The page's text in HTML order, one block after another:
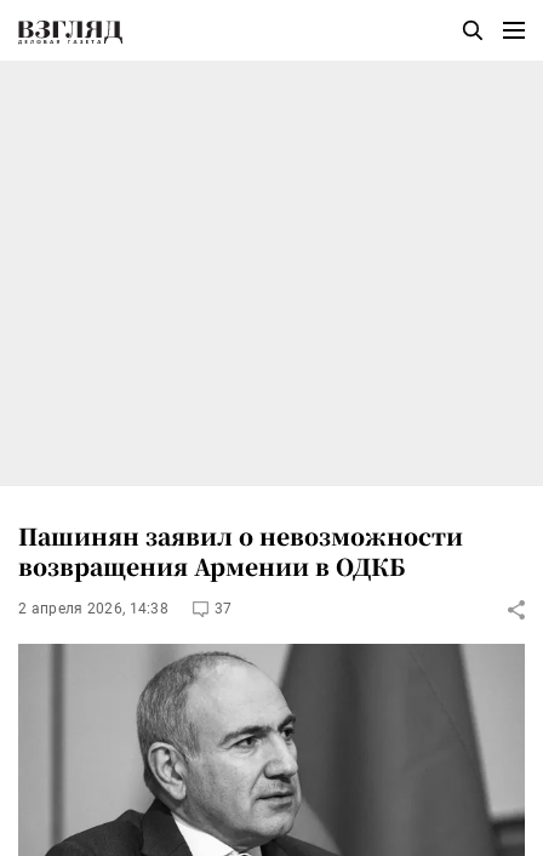
Пашинян заявил о невозможности
возвращения Армении в ОДКБ
2 апреля 2026, 14:38 37